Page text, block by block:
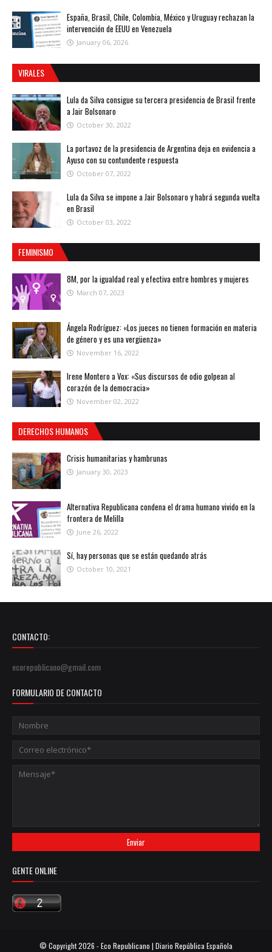
España, Brasil, Chile, Colombia, México y Uruguay rechazan la
intervención de EEUU en Venezuela
January 06, 2026
VIRALES
Lula da Silva consigue su tercera presidencia de Brasil frente
a Jair Bolsonaro
October 30, 2022
La portavoz de la presidencia de Argentina deja en evidencia a
Ayuso con su contundente respuesta
October 07, 2022
Lula da Silva se impone a Jair Bolsonaro y habrá segunda vuelta
en Brasil
October 03, 2022
FEMINISMO
8M, por la igualdad real y efectiva entre hombres y mujeres
March 07, 2023
Ángela Rodríguez: «Los jueces no tienen formación en materia
de género y es una vergüenza»
November 16, 2022
Irene Montero a Vox: «Sus discursos de odio golpean al
corazón de la democracia»
November 02, 2022
DERECHOS HUMANOS
Crisis humanitarias y hambrunas
January 30, 2023
Alternativa Republicana condena el drama humano vivido en la
frontera de Melilla
June 26, 2022
Sí, hay personas que se están quedando atrás
October 10, 2021
CONTACTO:
ecorepublicano@gmail.com
FORMULARIO DE CONTACTO
GENTE ONLINE
© Copyright2026 -Eco Republicano | Diario República Española